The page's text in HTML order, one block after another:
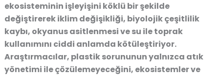
ekosisteminin işleyişini köklü bir şekilde
değiştirerek iklim değişikliği, biyolojik çeşitlilik
kaybı, okyanus asitlenmesi ve su ile toprak
kullanımını ciddi anlamda kötüleştiriyor.
Araştırmacılar, plastik sorununun yalnızca atık
yönetimi ile çözülemeyeceğini, ekosistemler ve